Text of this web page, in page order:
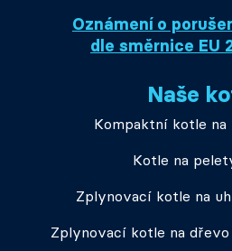
Oznámení o
dle směrnice EU
Naše
Kompaktní kotle na
Kotle na
Zplynovací kotle na
Zplynovací kotle na